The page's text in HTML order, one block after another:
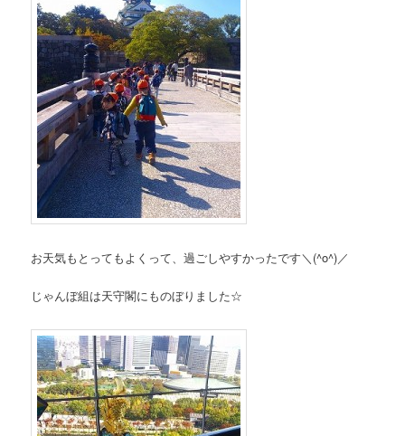
お天気もとってもよくって、過ごしやすかったです＼(^o^)／
じゃんぼ組は天守閣にものぼりました☆